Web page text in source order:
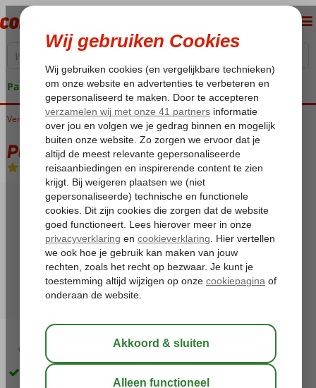
Pakketgarantie
Home
Verenigde Arabische Emiraten Dubai Dubai Stad Park Regis
Park Regis
Logies en ontbijt-Hotel
00:40
Tegenover het Burjuman winkelcentrum